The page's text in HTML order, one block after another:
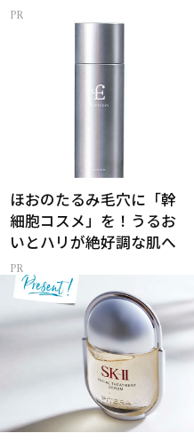
ほおのたるみ毛穴に「幹
細胞コスメ」を！うるお
いとハリが絶好調な肌へ